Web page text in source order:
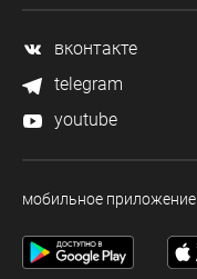
вконтакте
telegram
youtube
мобильное приложение